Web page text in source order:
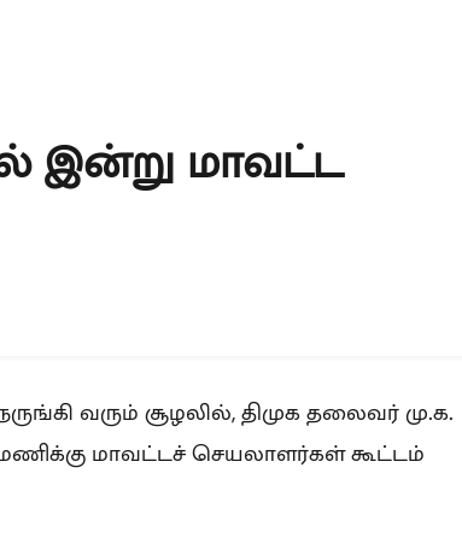
இன்று மாவட்ட
வரும் சூழலில், திமுக தலைவர் மு.க.
மாவட்டச் செயலாளர்கள் கூட்டம்